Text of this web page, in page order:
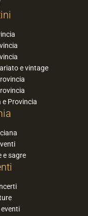
e vintage
e Provincia
e sagre